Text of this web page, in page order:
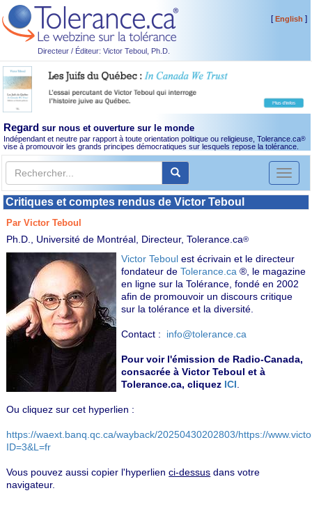
Directeur / Éditeur: Victor Teboul, Ph.D.
[English ]
Regard sur nous et ouverture sur le monde
Indépendant et neutre par rapport à toute orientation politique ou religieuse, Tolerance.ca®
vise à promouvoir les grands principes démocratiques sur lesquels repose la tolérance.
Toggle
Critiques et comptes rendus de Victor Teboul
Par Victor Teboul
Ph.D., Université de Montréal, Directeur, Tolerance.ca®
Victor Teboulest écrivain et le directeur
fondateur deTolerance.ca ®, le magazine
en ligne sur la Tolérance, fondé en 2002
afin de promouvoir un discours critique
sur la tolérance et la diversité.
Contact : info@tolerance.ca
Pour voir l'émission de Radio-Canada,
consacrée à Victor Teboul et à
Tolerance.ca, cliquez ICI
Ou cliquez sur cet hyperlien :
https://waext.banq.qc.ca/wayback/20250430202803/https://
ID=3&L=fr
Vous pouvez aussi copier l'hyperlienci-dessus dans votre
navigateur.